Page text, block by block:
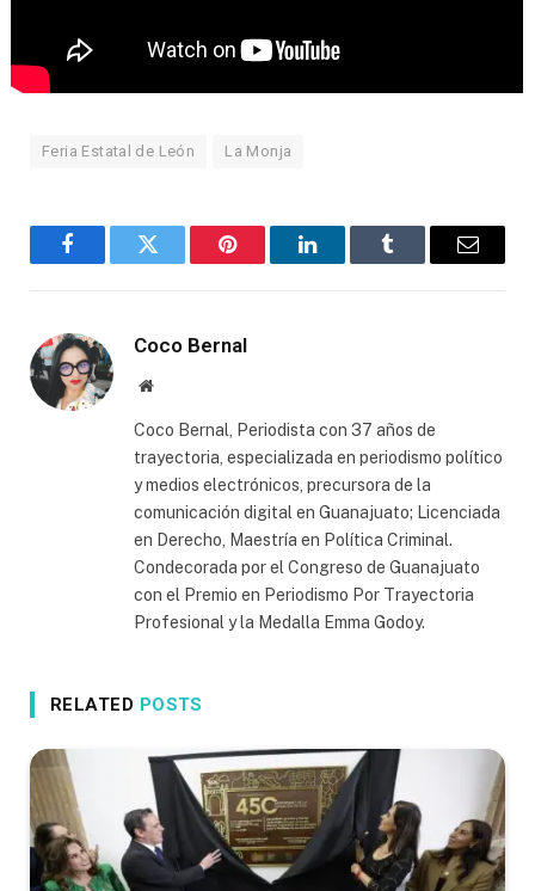
Feria Estatal de León La Monja
FacebookTwitter Pinterest LinkedInTumblr Email
Coco Bernal
Website
Coco Bernal, Periodista con 37 años de
trayectoria, especializada en periodismo político
y medios electrónicos, precursora de la
comunicación digital en Guanajuato; Licenciada
en Derecho, Maestría en Política Criminal.
Condecorada por el Congreso de Guanajuato
con el Premio en Periodismo Por Trayectoria
Profesional y la Medalla Emma Godoy.
RELATED POSTS